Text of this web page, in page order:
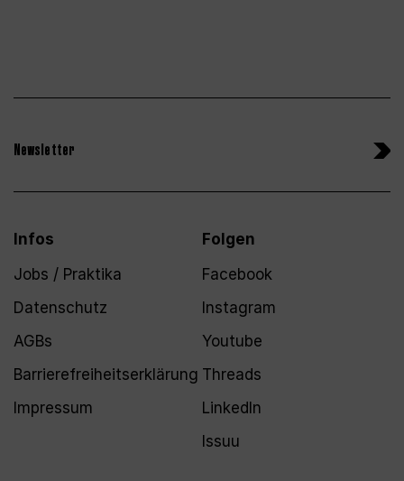
Newsletter
Infos
Jobs / Praktika
Datenschutz
AGBs
Barrierefreiheitserklärung
Impressum
Folgen
Facebook
Instagram
Youtube
Threads
LinkedIn
Issuu